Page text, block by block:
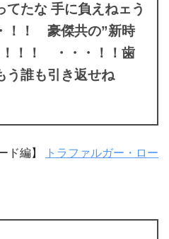
てたな 手に負えねェう
！！ 豪傑共の”新時
！！！ ・・・！！歯
誰も引き返せね
ド編】 トラファルガー・ロー